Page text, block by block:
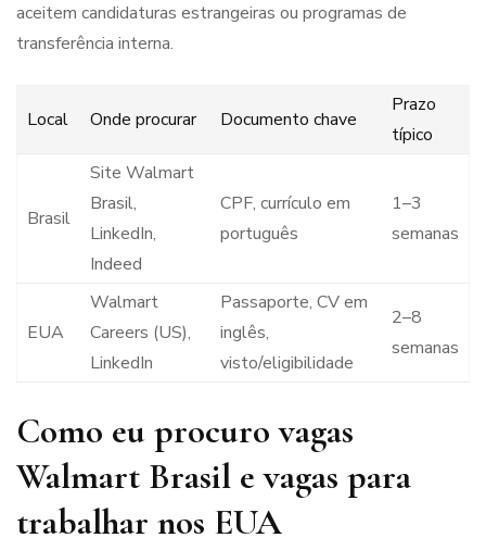
aceitem candidaturas estrangeiras ou programas de
transferência interna.
Local Onde procurar Documento chave
Prazo
típico
Brasil
Site Walmart
Brasil,
LinkedIn,
Indeed
CPF, currículo em
português
1–3
semanas
EUA
Walmart
Careers (US),
LinkedIn
Passaporte, CV em
inglês,
visto/eligibilidade
2–8
semanas
Como eu procuro vagas
Walmart Brasil e vagas para
trabalhar nos EUA